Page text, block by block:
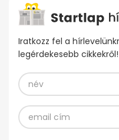
Iratkozz fel a
legérdekesebb cikkekről!